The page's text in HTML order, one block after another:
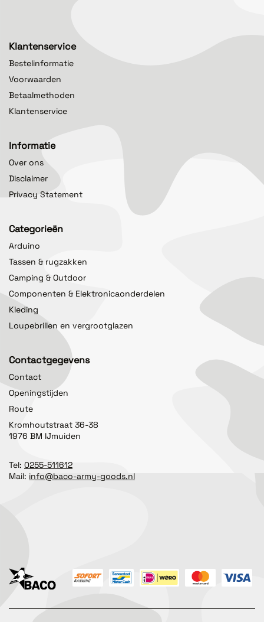
Klantenservice
Bestelinformatie
Voorwaarden
Betaalmethoden
Klantenservice
Informatie
Over ons
Disclaimer
Privacy Statement
Categorieën
Arduino
Tassen & rugzakken
Camping & Outdoor
Componenten & Elektronicaonderdelen
Kleding
Loupebrillen en vergrootglazen
Contactgegevens
Contact
Openingstijden
Route
Kromhoutstraat 36-38
1976 BM IJmuiden
Tel: 0255-511612
Mail: info@baco-army-goods.nl